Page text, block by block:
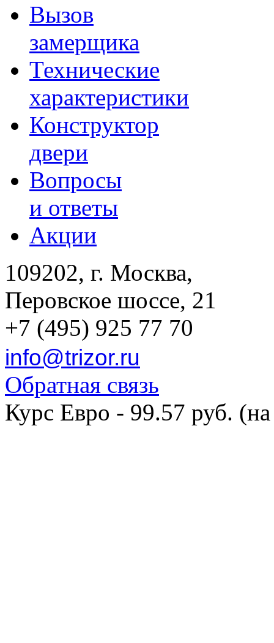
Вызов
замерщика
Технические
характеристики
Конструктор
двери
Вопросы
и ответы
Акции
109202, г. Москва,
Перовское шоссе, 21
+7 (495) 925 77 70
info@trizor.ru
Обратная связь
Курс Евро - 99.57 руб.